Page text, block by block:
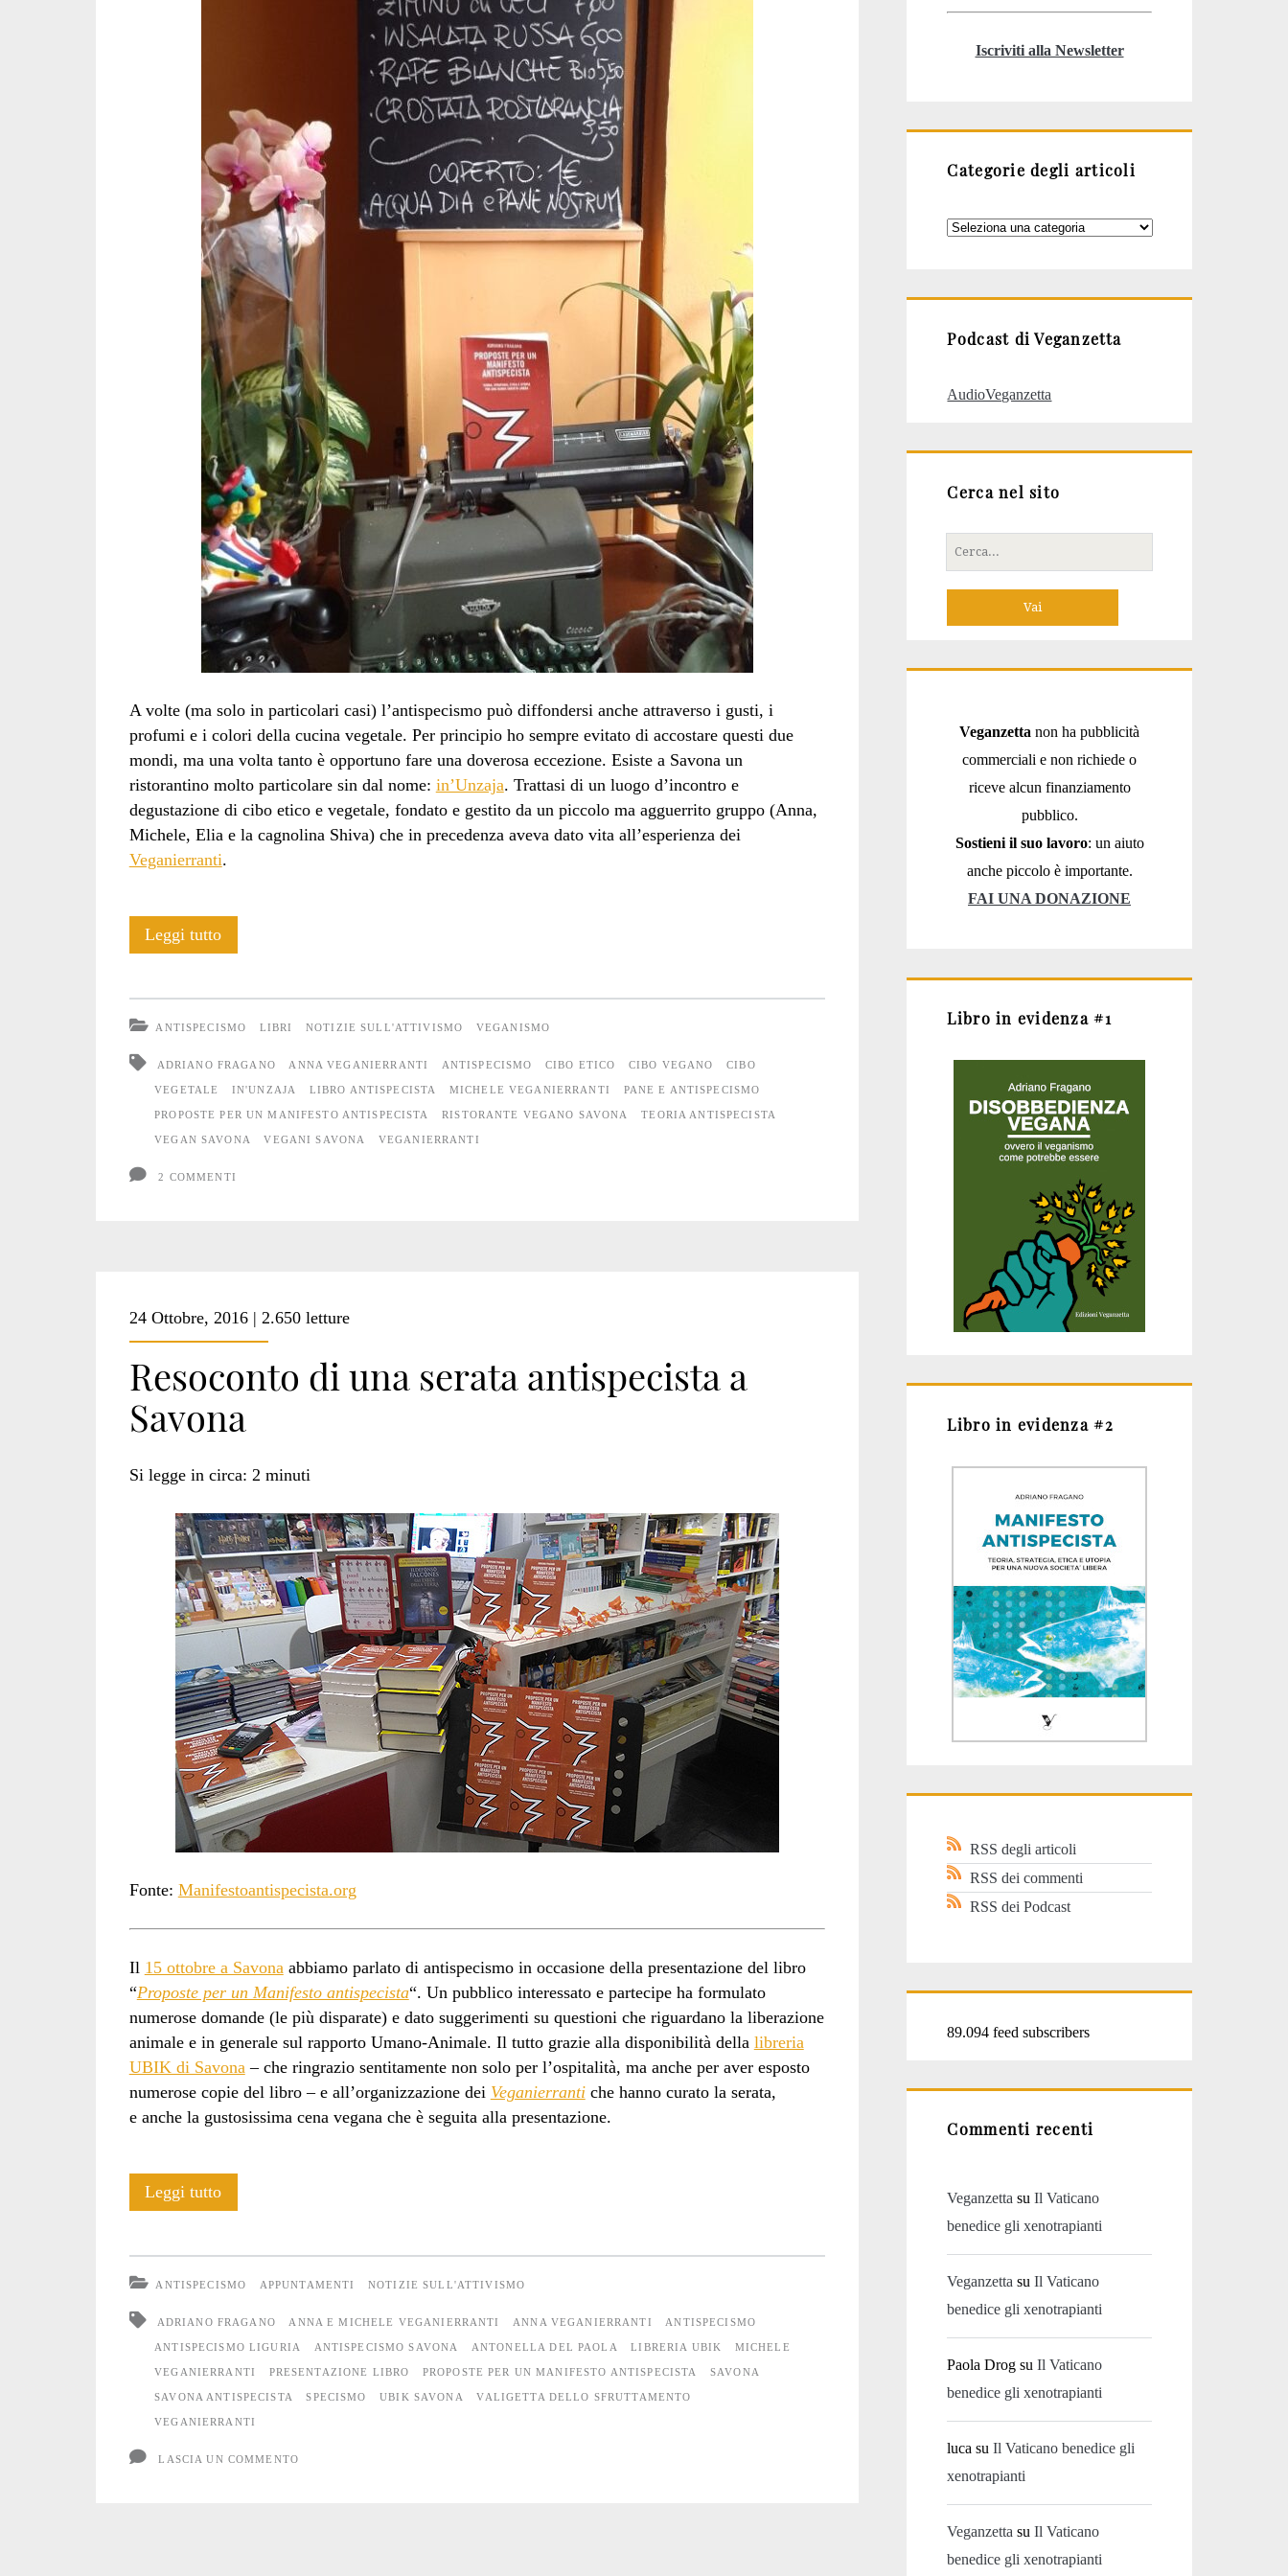
A volte (ma solo in particolari casi) l’antispecismo può diffondersi anche attraverso i gusti, i
profumi e i colori della cucina vegetale. Per principio ho sempre evitato di accostare questi due
mondi, ma una volta tanto è opportuno fare una doverosa eccezione. Esiste a Savona un
ristorantino molto particolare sin dal nome: in’Unzaja. Trattasi di un luogo d’incontro e
degustazione di cibo etico e vegetale, fondato e gestito da un piccolo ma agguerrito gruppo (Anna,
Michele, Elia e la cagnolina Shiva) che in precedenza aveva dato vita all’esperienza dei
Veganierranti.
Leggi tuttoPane
ANTISPECISMO LIBRI NOTIZIE SULL'ATTIVISMO VEGANISMO
ADRIANO FRAGANO ANNA VEGANIERRANTI ANTISPECISMO CIBO ETICO CIBO VEGANO CIBO
VEGETALE IN'UNZAJA LIBRO ANTISPECISTA MICHELE VEGANIERRANTI PANE E ANTISPECISMO
PROPOSTE PER UN MANIFESTO ANTISPECISTA RISTORANTE VEGANO SAVONA TEORIA ANTISPECISTA
VEGAN SAVONA VEGANI SAVONA VEGANIERRANTI
2 COMMENTI
24 Ottobre, 2016 | 2.650 letture
Resoconto di una serata antispecista a
Savona
Si legge in circa: 2 minuti
Fonte: Manifestoantispecista.org
Il 15 ottobre a Savona abbiamo parlato di antispecismo in occasione della presentazione del libro
“Proposte per un Manifesto antispecista“. Un pubblico interessato e partecipe ha formulato
numerose domande (le più disparate) e dato suggerimenti su questioni che riguardano la liberazione
animale e in generale sul rapporto Umano-Animale. Il tutto grazie alla disponibilità della libreria
UBIK di Savona – che ringrazio sentitamente non solo per l’ospitalità, ma anche per aver esposto
numerose copie del libro – e all’organizzazione dei Veganierrantiche hanno curato la serata,
e anche la gustosissima cena vegana che è seguita alla presentazione.
Leggi tuttoResoconto
antispecista
a
Savona
ANTISPECISMO APPUNTAMENTI NOTIZIE SULL'ATTIVISMO
ADRIANO FRAGANO ANNA E MICHELE VEGANIERRANTI ANNA VEGANIERRANTI ANTISPECISMO
ANTISPECISMO LIGURIA ANTISPECISMO SAVONA ANTONELLA DEL PAOLA LIBRERIA UBIK MICHELE
VEGANIERRANTI PRESENTAZIONE LIBRO PROPOSTE PER UN MANIFESTO ANTISPECISTA SAVONA
SAVONA ANTISPECISTA SPECISMO UBIK SAVONA VALIGETTA DELLO SFRUTTAMENTO
VEGANIERRANTI
LASCIA UN COMMENTO
Iscriviti alla Newsletter
Categorie degli articoli
Categorie
Podcast di Veganzetta
AudioVeganzetta
Cerca nel sito
Cerca
per:
Veganzetta non ha pubblicità
commerciali e non richiede o
riceve alcun finanziamento
pubblico.
Sostieni il suo lavoro: un aiuto
anche piccolo è importante.
FAI UNA DONAZIONE
Libro in evidenza #1
Libro in evidenza #2
RSS degli articoli
RSS dei commenti
RSS dei Podcast
89.094 feed subscribers
Commenti recenti
Veganzetta suIl Vaticano
benedice gli xenotrapianti
Veganzetta suIl Vaticano
benedice gli xenotrapianti
Paola Drog suIl Vaticano
benedice gli xenotrapianti
luca suIl Vaticano benedice gli
xenotrapianti
Veganzetta suIl Vaticano
benedice gli xenotrapianti